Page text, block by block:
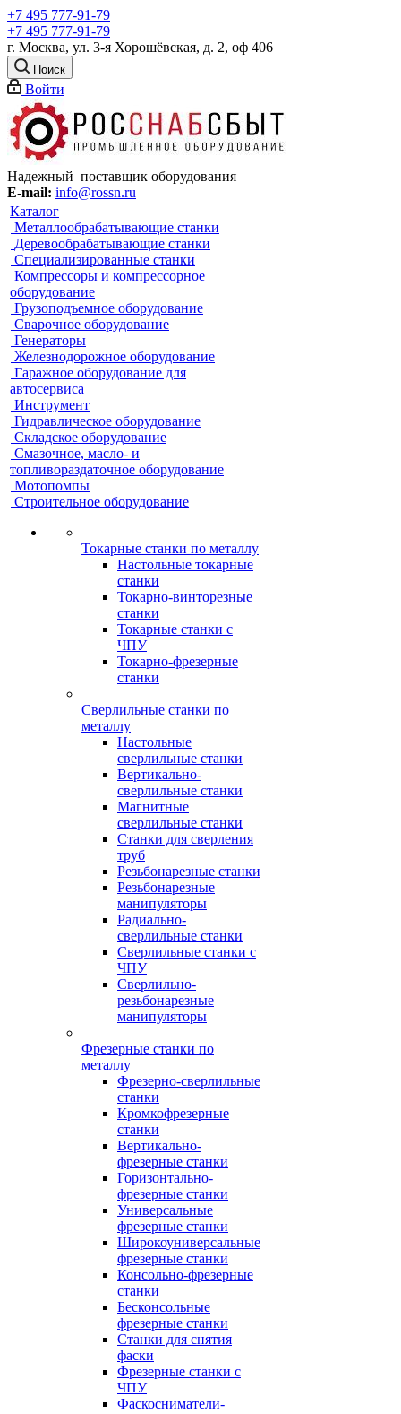
+7 495 777-91-79
+7 495 777-91-79
г. Москва, ул. 3-я Хорошёвская, д. 2, оф 406
Поиск
Войти
Надежный поставщик оборудования
E-mail: info@rossn.ru
Каталог
Металлообрабатывающие станки
Деревообрабатывающие станки
Специализированные станки
Компрессоры и компрессорное
оборудование
Грузоподъемное оборудование
Сварочное оборудование
Генераторы
Железнодорожное оборудование
Гаражное оборудование для
автосервиса
Инструмент
Гидравлическое оборудование
Складское оборудование
Смазочное, масло- и
топливораздаточное оборудование
Мотопомпы
Строительное оборудование
Токарные станки по металлу
Настольные токарные
станки
Токарно-винторезные
станки
Токарные станки с
ЧПУ
Токарно-фрезерные
станки
Сверлильные станки по
металлу
Настольные
сверлильные станки
Вертикально-
сверлильные станки
Магнитные
сверлильные станки
Станки для сверления
труб
Резьбонарезные станки
Резьбонарезные
манипуляторы
Радиально-
сверлильные станки
Сверлильные станки с
ЧПУ
Сверлильно-
резьбонарезные
манипуляторы
Фрезерные станки по
металлу
Фрезерно-сверлильные
станки
Кромкофрезерные
станки
Вертикально-
фрезерные станки
Горизонтально-
фрезерные станки
Универсальные
фрезерные станки
Широкоуниверсальные
фрезерные станки
Консольно-фрезерные
станки
Бесконсольные
фрезерные станки
Станки для снятия
фаски
Фрезерные станки с
ЧПУ
Фаскосниматели-